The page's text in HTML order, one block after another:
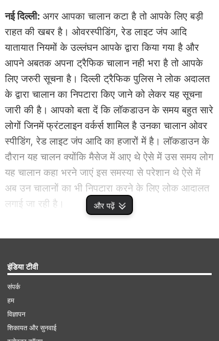
और पढ़ें
नई दिल्ली: अगर आपका चालान कटा है तो आपके लिए बड़ी
राहत की खबर है। ओवरस्पीडिंग, रेड लाइट जंप आदि
यातायात नियमों के उल्लंघन आपके द्वारा किया गया है और
आपने अबतक अपना ट्रैफिक चालान नही भरा है तो आपके
लिए जरुरी सूचना है। दिल्ली ट्रैफिक पुलिस ने लोक अदालत
के द्वारा चालान का निपटारा किए जाने को लेकर यह सूचना
जारी की है। आपको बता दें कि लॉकडाउन के समय बहुत सारे
लोगों जिनमें फ्रंटलाइन वर्कर्स शामिल है उनका चालान ओवर
स्पीडिंग, रेड लाइट जंप आदि का हजारों में है। लॉकडाउन के
दौरान यह चालन क्योंकि मैसेज में आए थे ऐसे में उस समय लोग
यह चालान कहा भरने जाएं इस समस्या से परेशान थे ऐसे में
अब उन चालानों का भी निपटारा करने के लिए लोक आदालत
लगाई जा रही है।
इंडिया टीवी
संपर्क
हम
विज्ञापन
शिकायत और सुनवाई